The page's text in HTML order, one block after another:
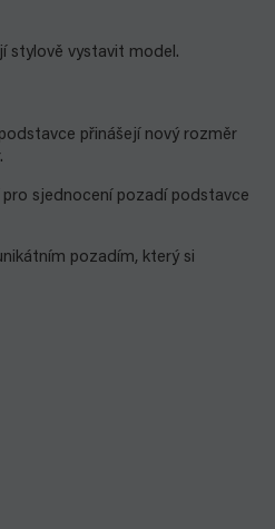
stylově vystavit model.
přinášejí nový rozměr
sjednocení pozadí podstavce
pozadím, který si